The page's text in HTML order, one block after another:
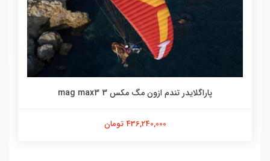
پاراگلایدر تندم ازون مگ مکس 3 mag max3
436,240,000 تومان